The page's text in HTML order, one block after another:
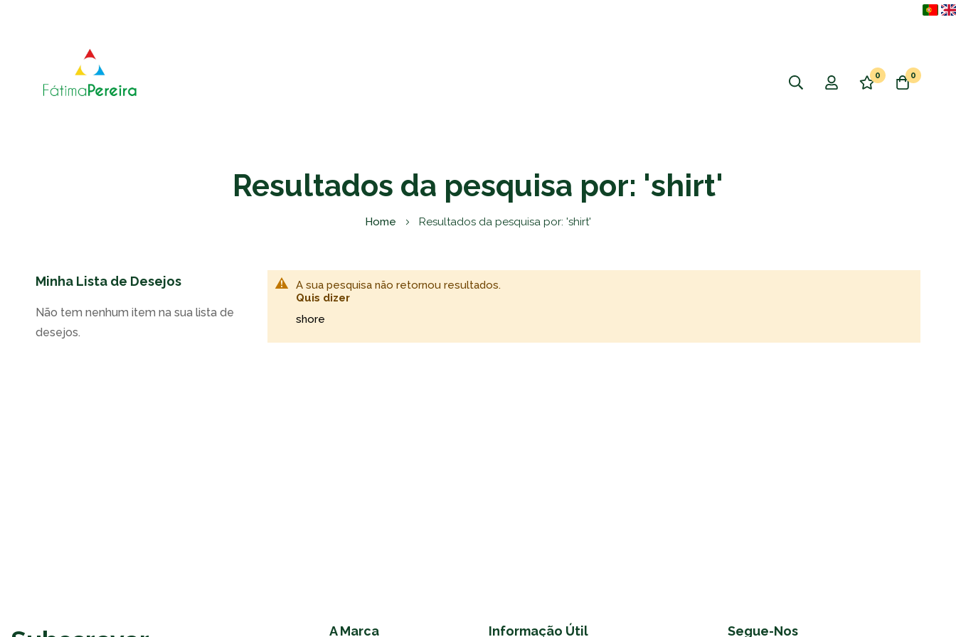
0 0
Resultados da pesquisa por: 'shirt'
Home Resultados da pesquisa por: 'shirt'
A sua pesquisa não retornou resultados.
Quis dizer
shore
Minha Lista de Desejos
Não tem nenhum item na sua lista de
desejos.
A Marca Informação Útil Segue-Nos